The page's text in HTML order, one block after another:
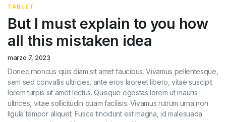
TABLET
But I must explain to you how
all this mistaken idea
marzo 7, 2023
Donec rhoncus quis diam sit amet faucibus. Vivamus pellentesque,
sem sed convallis ultricies, ante eros laoreet libero, vitae suscipit
lorem turpis sit amet lectus. Quisque egestas lorem ut mauris
ultrices, vitae sollicitudin quam facilisis. Vivamus rutrum urna non
ligula tempor aliquet. Fusce tincidunt est magna, id malesuada